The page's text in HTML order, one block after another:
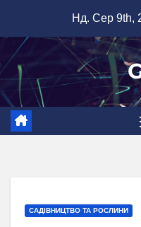
вмісту
Нд. Сер 9th,
САДІВНИЦТВО ТА РОСЛИНИ